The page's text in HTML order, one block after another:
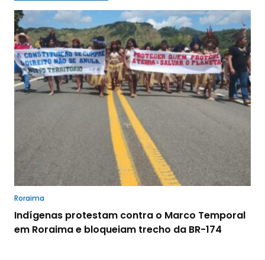
Roraima
Indígenas protestam contra o Marco Temporal
em Roraima e bloqueiam trecho da BR-174